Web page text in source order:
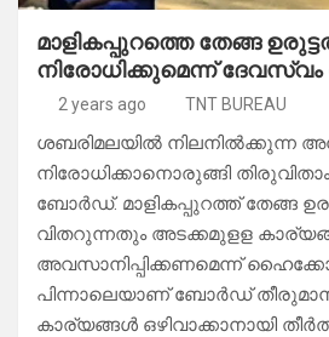
മാളികപ്പുറത്തെ തേങ്ങ
നിരോധിക്കുമെന്ന്
2 years ago TNT BUREAU
ശബരിമലയിൽ നിലനിൽക്കുന്ന
നിരോധിക്കാനൊരുങ്ങി
ബോർഡ്. മാളികപ്പുറത്ത് തേങ്ങ
വിതറുന്നതും അടക്കമുളള
അവസാനിപ്പിക്കണമെന്ന്
പിന്നാലെയാണ് ബോർഡ്
കാര്യങ്ങൾ ഒഴിവാക്കാനായി